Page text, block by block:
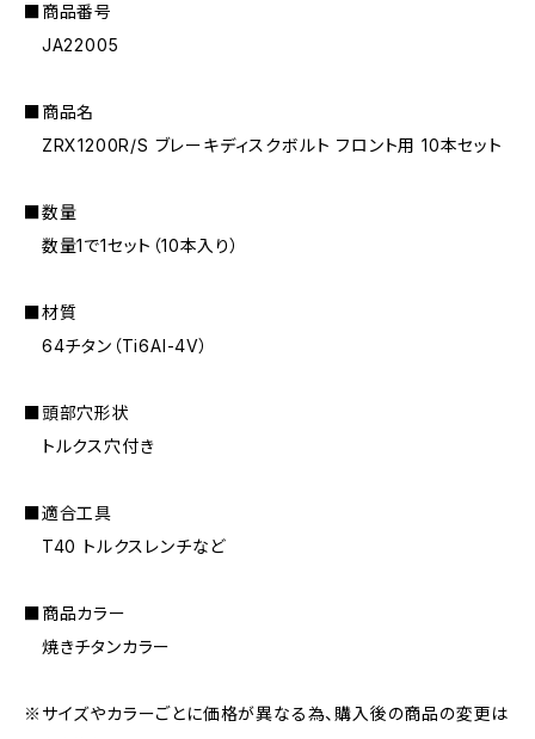
■商品番号
JA22005
■商品名
ZRX1200R/S ブレーキディスクボルト フロント用 10本セット
■数量
数量1で1セット（10本入り）
■材質
64チタン（Ti6AI-4V）
■頭部穴形状
トルクス穴付き
■適合工具
T40 トルクスレンチなど
■商品カラー
焼きチタンカラー
※サイズやカラーごとに価格が異なる為、購入後の商品の変更は